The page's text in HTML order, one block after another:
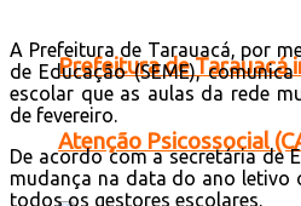
Prefeitura de Tarauacá
Atenção Psicossocial
A Prefeitura de Tarauacá, por
de Educação (SEME),
escolar que as aulas da rede
de fevereiro.
De acordo com a secretária de
mudança na data do ano letivo
todos os gestores escolares.